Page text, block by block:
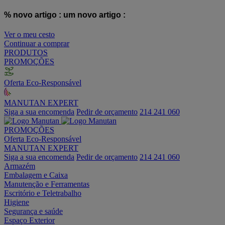
% novo artigo : um novo artigo :
Ver o meu cesto
Continuar a comprar
PRODUTOS
PROMOÇÕES
Oferta Eco-Responsável
MANUTAN EXPERT
Siga a sua encomenda Pedir de orçamento 214 241 060
PROMOÇÕES
Oferta Eco-Responsável
MANUTAN EXPERT
Siga a sua encomenda Pedir de orçamento 214 241 060
Armazém
Embalagem e Caixa
Manutenção e Ferramentas
Escritório e Teletrabalho
Higiene
Segurança e saúde
Espaço Exterior